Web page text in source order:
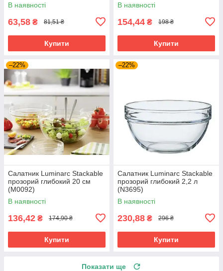
В наявності
63,58 ₴ 81,51 ₴
Купити
В наявності
154,44 ₴ 198 ₴
Купити
–22%
Салатник Luminarc Stackable
прозорий глибокий 20 см
(M0092)
В наявності
136,42 ₴ 174,90 ₴
Купити
–22%
Салатник Luminarc Stackable
прозорий глибокий 2,2 л
(N3695)
В наявності
230,88 ₴ 296 ₴
Купити
Показати ще